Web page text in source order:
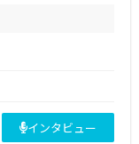
インタビュー